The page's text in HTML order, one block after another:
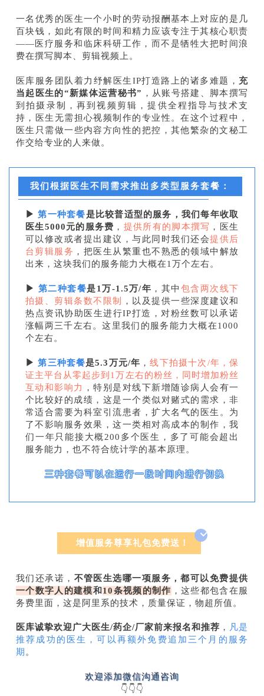
一名优秀的医生一个小时的劳动报酬基本上对应的是几
百块钱，如此有限的时间和精力应该专注于其核心职责
——医疗服务和临床科研工作，而不是牺牲大把时间浪
费在撰写脚本、剪辑视频上。
医库服务团队着力纾解医生IP打造路上的诸多难题， 充
当起医生的“新媒体运营秘书” ，从账号搭建、脚本撰写
到拍摄录制，再到视频剪辑，提供全程指导与技术支
持，医生无需担心视频制作的专业性。在这个过程中，
医生只需做一些内容方向性的把控，其他繁杂的文秘工
作交给专业的人来做。
我们根据医生不同需求推出多类型服务套餐：
▶第一种套餐是比较普适型的服务，我们每年收取
医生5000元的服务费 ， 提供所有的脚本撰写 ，医生
可以修改或者提出建议，与此同时我们还会提供后
台剪辑服务 ，把医生从繁重也不熟悉的领域中解放
出来，这块我们的服务能力大概在1万个左右。
▶ 第二种套餐是1万-1.5万/年 ，其中 包含两次线下
拍摄、剪辑条数不限制
，以及提供一些深度建议和
热点资讯协助医生进行IP打造，对粉丝数可以承诺
涨幅两三千左右。这里我们的服务能力大概在1000
个左右。
▶第三种套餐是5.3万元/年 ，线下拍摄十次/年，保
证主平台从零起步到1万左右的粉丝，同时增加粉丝
互动和影响力
，特别是对线下新增随诊病人会有一
个比较好的成绩，这是一个类似对赌式的需求，非
常适合需要为科室引流患者，扩大名气的医生。为
了不影响服务效果，这一类相对高成本的制作，我
们一年只能接大概200多个医生，多了可能会超出
服务能力，也不符合统计学的基本原理。
三种套餐可以在运行一段时间内进行切换
增值服务尊享礼包免费送！
我们还承诺， 不管医生选哪一项服务，都可以免费提供
一个数字人的建模和 10条视频的制作 ，这些都包含在服
务费里面，这是阿里系的技术，质量保证，物超所值。
医库诚挚欢迎广大医生/药企/厂家前来报名和推荐 ， 凡是
推荐成功的医生，可以再额外免费追加三个月的服务
期 。
欢迎添加微信沟通咨询
👇👇👇